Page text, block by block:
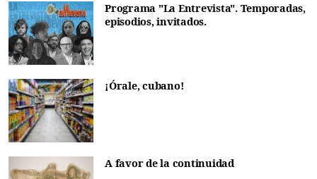
Programa "La Entrevista". Temporadas,
episodios, invitados.
¡Órale, cubano!
A favor de la continuidad